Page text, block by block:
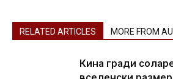
RELATED ARTICLES MORE FROM
Кина гради